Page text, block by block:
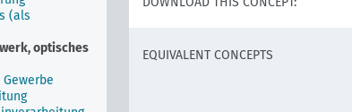
(als
optisches
EQUIVALENT CONCEPTS